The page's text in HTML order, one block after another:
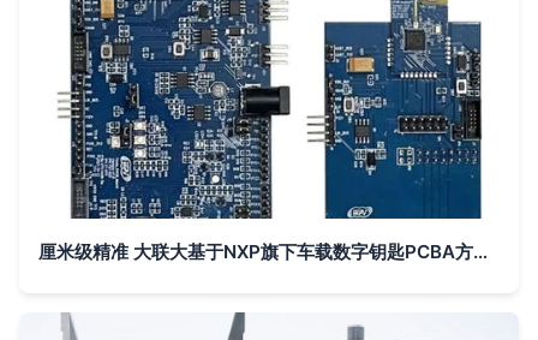
厘米级精准 大联大基于NXP旗下车载数字钥匙PCBA方案板详解